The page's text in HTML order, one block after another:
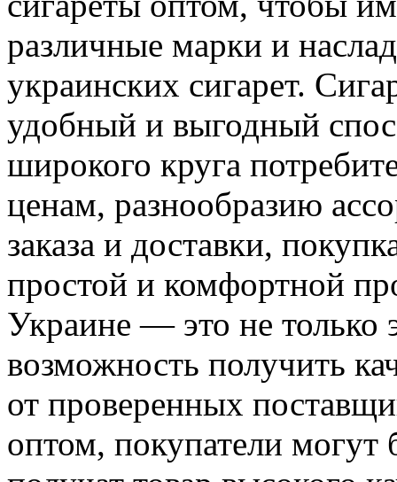
различные марки и
украинских сигарет.
удобный и выгодный
широкого круга
ценам, разнообразию
заказа и доставки,
простой и комфортной
Украине — это не только
возможность получить
от проверенных
оптом, покупатели